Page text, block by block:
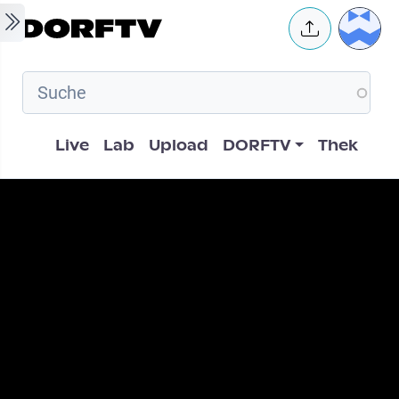
Skip to main content User
Hauptnavigation
Live Lab Upload DORFTV Thek